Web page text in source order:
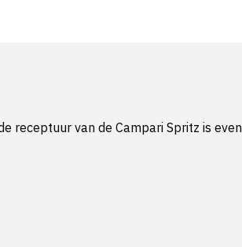
receptuur van de Campari Spritz is even